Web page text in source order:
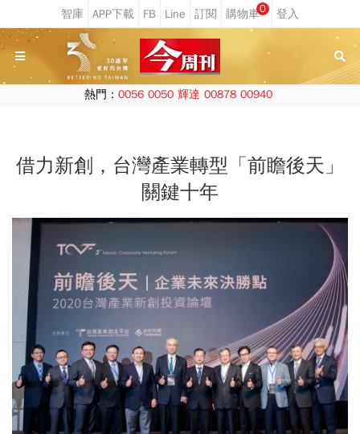
0
熱門： 0056 0050 輝達 00878 00940
借力新創，台灣產業轉型「前瞻後天」
關鍵十年